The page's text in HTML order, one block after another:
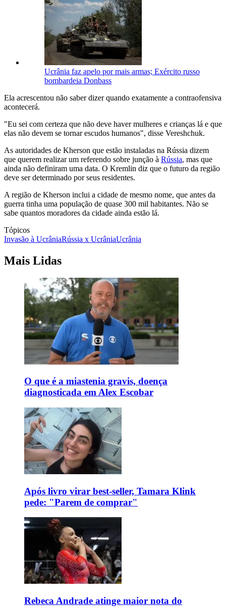
Ucrânia faz apelo por mais armas; Exército russo
bombardeia Donbass
Ela acrescentou não saber dizer quando exatamente a contraofensiva
acontecerá.
"Eu sei com certeza que não deve haver mulheres e crianças lá e que
elas não devem se tornar escudos humanos", disse Vereshchuk.
As autoridades de Kherson que estão instaladas na Rússia dizem
que querem realizar um referendo sobre junção à Rússia, mas que
ainda não definiram uma data. O Kremlin diz que o futuro da região
deve ser determinado por seus residentes.
A região de Kherson inclui a cidade de mesmo nome, que antes da
guerra tinha uma população de quase 300 mil habitantes. Não se
sabe quantos moradores da cidade ainda estão lá.
Tópicos
Invasão à UcrâniaRússia x UcrâniaUcrânia
Mais Lidas
O que é a miastenia gravis, doença
diagnosticada em Alex Escobar
Após livro virar best-seller, Tamara Klink
pede: "Parem de comprar"
Rebeca Andrade atinge maior nota do